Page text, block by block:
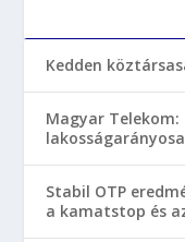
Kedden
Magyar Telekom:
Stabil OTP
a kamatstop és